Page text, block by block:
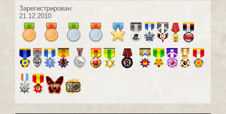
Зарегистрирован:
21.12.2010